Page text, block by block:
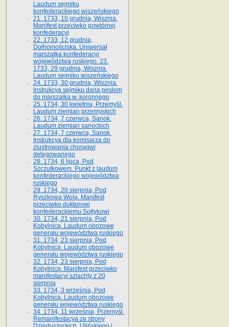
Laudum sejmiku
konfederackiego wiszeńskiego
21. 1733, 10 grudnia, Wisznia.
Manifest przeciwko powtórnej
konfederacyi
22. 1733, 12 grudnia,
Dołhomościska. Uniwersał
marszałka konfederacyi
województwa ruskiego. 23.
1733, 29 grudnia, Wisznia.
Laudum sejmiku wiszeńskiego
24. 1733, 30 grudnia, Wisznia.
Instrukcya sejmiku dana posłom
do marszałka w. koronnego
25. 1734, 30 kwietnia, Przemyśl.
Laudum ziemian przemyskich
26. 1734, 7 czerwca, Sanok.
Laudum ziemian sanockich
27. 1734, 7 czerwca, Sanok.
Instrukcya dla komisarza do
zlustrowania chorągwi
delegowanego
28. 1734, 6 lipca, Pod
Szczutkowem. Punkt z laudum
konfederackiego województwa
ruskiego
29. 1734, 20 sierpnia, Pod
Ryszkową Wolą. Manifest
przeciwko duktorowi
konfederackiemu Sołtykowi
30. 1734, 21 sierpnia, Pod
Kobylnicą. Laudum obozowe
generału województwa ruskiego
31. 1734, 23 sierpnia, Pod
Kobylnicą. Laudum obozowe
generału województwa ruskiego
32. 1734, 23 sierpnia, Pod
Kobylnicą. Manifest przeciwko
manifestacyi szlachty z 20
sierpnia
33. 1734, 3 września, Pod
Kobylnicą. Laudum obozowe
generału województwa ruskiego
34. 1734, 11 września, Przemyśl.
Remanifestacya ze strony